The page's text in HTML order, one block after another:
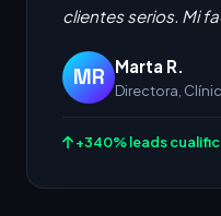
clientes serios. Mi
MR Marta R.
Directora,
+340% leads